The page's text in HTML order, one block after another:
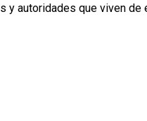
y autoridades que viven